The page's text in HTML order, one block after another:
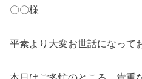
〇〇様
平素より大変お世話になって